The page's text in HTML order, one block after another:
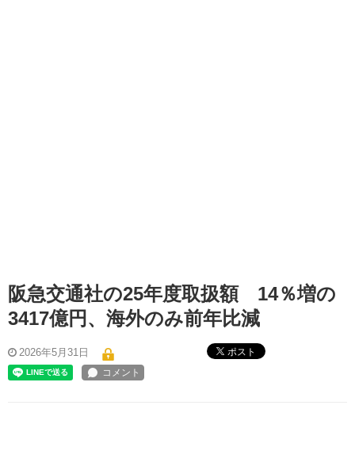
阪急交通社の25年度取扱額 14％増の
3417億円、海外のみ前年比減
2026年5月31日 ポスト